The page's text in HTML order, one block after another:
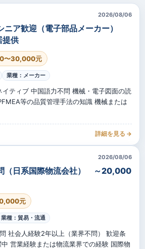
2026/08/06
ニア歓迎（電子部品メーカー）
供
〜30,000元
業種：メーカー
ティブ 中国語力不問 機械・電子図面の読
等の品質管理手法の知識 機械または
詳細を見る →
2026/08/06
（日系国際物流会社） ～20,000
元
業種：貿易・流通
社会人経験2年以上（業界不問） 歓迎条
営業経験または物流業界での経験 国際物